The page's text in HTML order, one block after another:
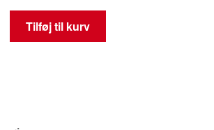
Tilføj til kurv